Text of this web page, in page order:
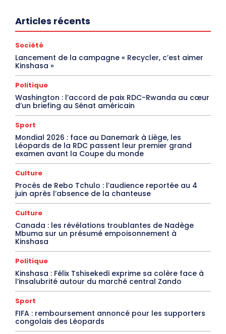
Articles récents
Société
Lancement de la campagne « Recycler, c’est aimer
Kinshasa »
Politique
Washington : l’accord de paix RDC-Rwanda au cœur
d’un briefing au Sénat américain
Sport
Mondial 2026 : face au Danemark à Liège, les
Léopards de la RDC passent leur premier grand
examen avant la Coupe du monde
Culture
Procès de Rebo Tchulo : l’audience reportée au 4
juin après l’absence de la chanteuse
Culture
Canada : les révélations troublantes de Nadège
Mbuma sur un présumé empoisonnement à
Kinshasa
Politique
Kinshasa : Félix Tshisekedi exprime sa colère face à
l’insalubrité autour du marché central Zando
Sport
FIFA : remboursement annoncé pour les supporters
congolais des Léopards